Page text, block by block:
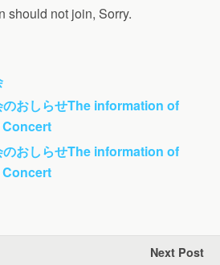
should not join, Sorry.
おしらせThe information of
おしらせThe information of
Next Post